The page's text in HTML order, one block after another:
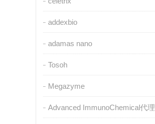
addexbio
adamas nano
Tosoh
Megazyme
Advanced ImmunoChemical代理